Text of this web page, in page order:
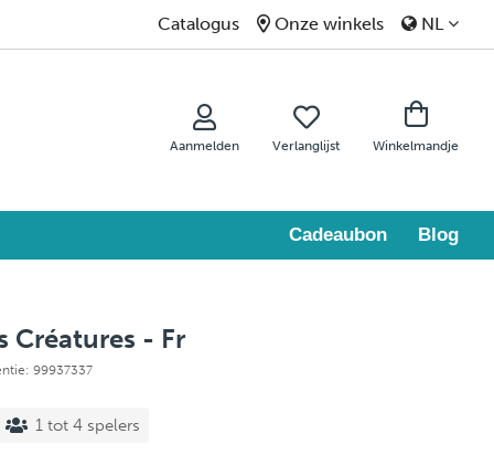
Catalogus Onze winkels NL
Aanmelden Verlanglijst Winkelmandje
Cadeaubon Blog
Créatures - Fr
99937337
1 tot 4 spelers